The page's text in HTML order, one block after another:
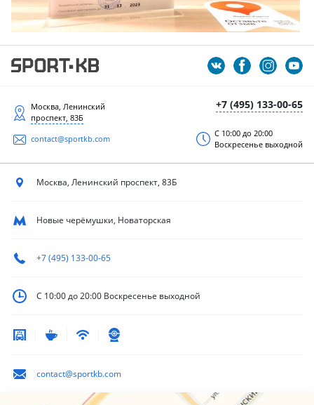
+7 (495) 133-00-65
Москва, Ленинский
проспект, 83Б
contact@sportkb.com
С 10:00 до 20:00
Воскресенье выходной
Москва, Ленинский проспект, 83Б
Новые черёмушки, Новаторская
+7 (495) 133-00-65
С 10:00 до 20:00 Воскресенье выходной
contact@sportkb.com